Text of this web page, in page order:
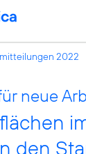
2022
neue
den